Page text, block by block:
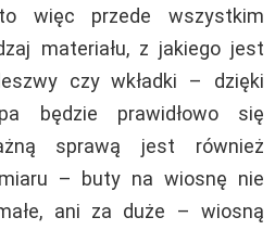
więc przede wszystkim
materiału, z jakiego jest
czy wkładki – dzięki
będzie prawidłowo się
sprawą jest również
– buty na wiosnę nie
ani za duże – wiosną